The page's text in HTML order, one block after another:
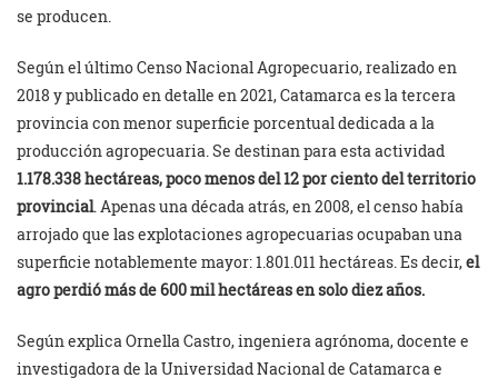
se producen.
Según el último Censo Nacional Agropecuario, realizado en
2018 y publicado en detalle en 2021, Catamarca es la tercera
provincia con menor superficie porcentual dedicada a la
producción agropecuaria. Se destinan para esta actividad
1.178.338 hectáreas, poco menos del 12 por ciento del territorio
provincial. Apenas una década atrás, en 2008, el censo había
arrojado que las explotaciones agropecuarias ocupaban una
superficie notablemente mayor: 1.801.011 hectáreas. Es decir,el
agro perdió más de 600 mil hectáreas en solo diez años.
Según explica Ornella Castro, ingeniera agrónoma, docente e
investigadora de la Universidad Nacional de Catamarca e